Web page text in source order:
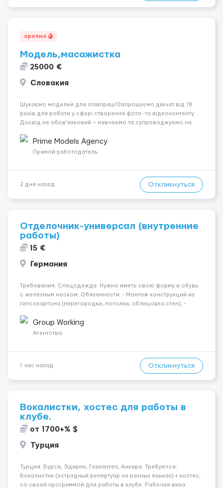
срочно
Модель,масажистка
25000 €
Словакия
Шукаємо моделей для співпраці!Запрошуємо дівчат від 18
років для роботи у сфері створення фото- та відеоконтенту.
Досвід не обов’язковий — навчаємо та супроводжуємо на
конфіденційність і професійну підтримку. Працюємо офіційно,
поважаємо особ...
Prime Models Agency
Прямой работодатель
2 дня назад Откликнуться
Отделочник-универсал (внутренние
работы)
15 €
Германия
Требования: Спецодежда: Нужно иметь свою форму и обувь
с железным носком. Обязанности: - Монтаж конструкций из
гипсокартона (перегородки, потолки, облицовка стен); -
малярных работ (шпатлевка, грунтовка, покраска); -
Штукатурные работы ...
Group Working
Агентство
1 час назад Откликнуться
Вокалистки, хостес для работы в
клубе.
от 1700+% $
Турция
Турция: Бурса, Эдирне, Газиантеп, Анкара. Требуются:
Вокалистки (эстрадный репертуар на разных языках) + хостеc,
со своей программой для работы в клубе. Рабочая виза.